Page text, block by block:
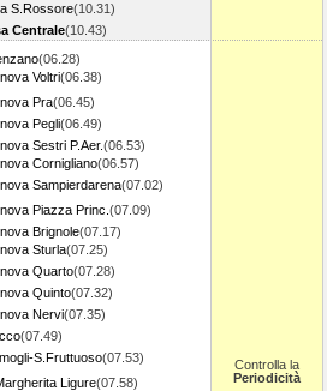
S.Rossore(10.31)
Centrale(10.43)
(06.28)
Voltri(06.38)
Pra(06.45)
Pegli(06.49)
Sestri P.Aer.(06.53)
Cornigliano(06.57)
Sampierdarena(07.02)
Piazza Princ. (07.09)
Brignole(07.17)
Sturla(07.25)
Quarto(07.28)
Quinto(07.32)
Nervi(07.35)
(07.49)
S.Fruttuoso(07.53)
Ligure(07.58)
Controlla la
Periodicità